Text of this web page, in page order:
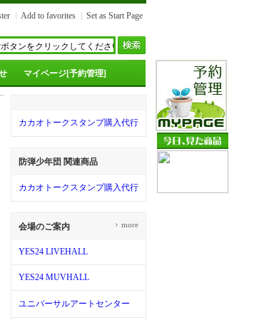
Add to favorites Set as Start Page
マイページ[予約管理]
カカオトークスタンプ購入代行
防弾少年団 関連商品
カカオトークスタンプ購入代行
会場のご案内
YES24 LIVEHALL
YES24 MUVHALL
ユニバーサルアートセンター
› more